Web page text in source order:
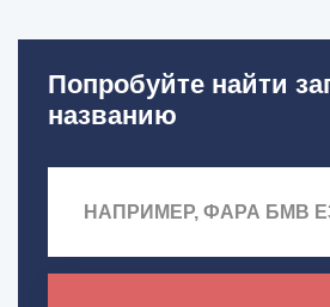
Попробуйте найти
названию